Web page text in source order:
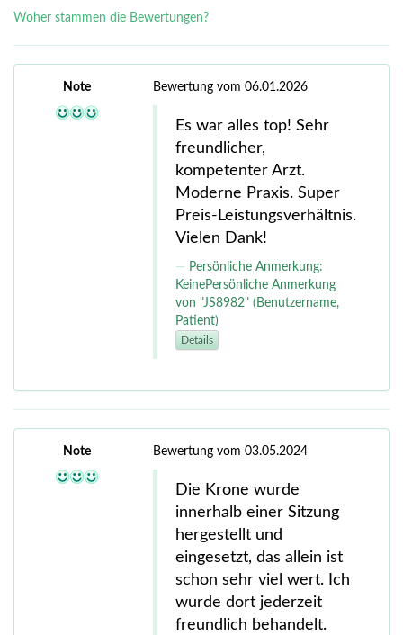
Woher stammen die Bewertungen?
Note Bewertung vom 06.01.2026
Es war alles top! Sehr
freundlicher,
kompetenter Arzt.
Moderne Praxis. Super
Preis-Leistungsverhältnis.
Vielen Dank!
Persönliche Anmerkung:
KeinePersönliche Anmerkung
von "JS8982" (Benutzername,
Patient)
Details
Note Bewertung vom 03.05.2024
Die Krone wurde
innerhalb einer Sitzung
hergestellt und
eingesetzt, das allein ist
schon sehr viel wert. Ich
wurde dort jederzeit
freundlich behandelt.